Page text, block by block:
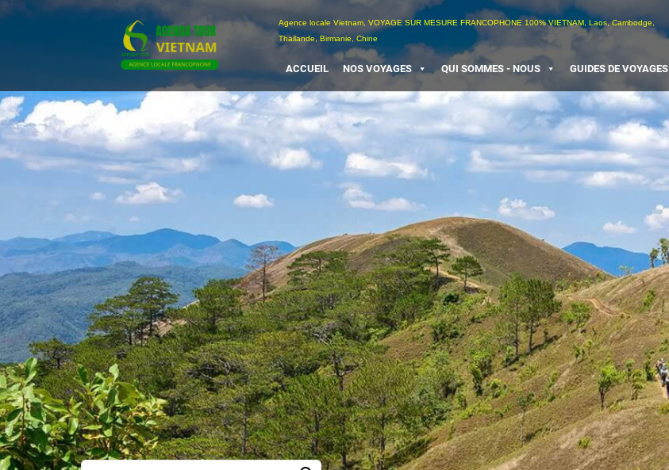
Agence locale Vietnam, VOYAGE SUR MESURE FRANCOPHONE 100% VIETNAM, Laos, Cambodge,
Thailande, Birmanie, Chine
ACCUEIL NOS VOYAGES QUI SOMMES - NOUS GUIDES DE VOYAGES